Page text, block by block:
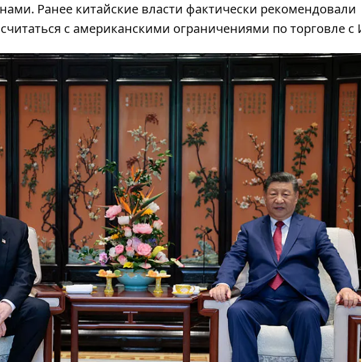
Ранее китайские власти фактически рекомендовали
с американскими ограничениями по торговле с